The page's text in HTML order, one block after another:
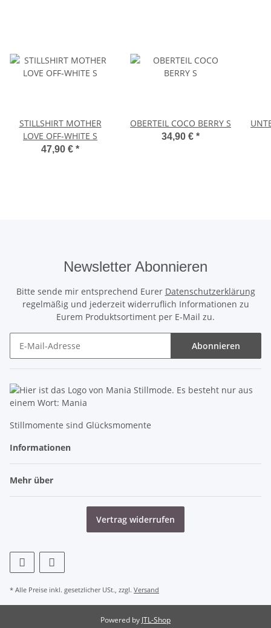
STILLSHIRT MOTHER
LOVE OFF-WHITE S
47,90 € *
OBERTEIL COCO BERRY S
34,90 € *
Newsletter Abonnieren
Bitte sende mir entsprechend Eurer Datenschutzerklärung
regelmäßig und jederzeit widerruflich Informationen zu
Eurem Produktsortiment per E-Mail zu.
Abonnieren
Stillmomente sind Glücksmomente
Informationen
Mehr über
Vertrag widerrufen
* Alle Preise inkl. gesetzlicher USt., zzgl. Versand
Powered by JTL-Shop